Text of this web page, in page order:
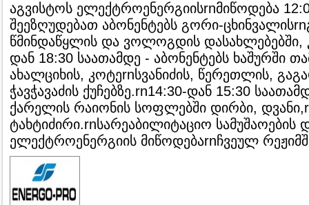
აგვისტოს ელექტროენერგიისrnმიწოდება
შეეზღუდებათ აბონენტებს გორი-
წმინდაწყლის და ვოლოგდის დასახლებებში,
დან 18:30 საათამდე - აბონენტებს ხაშურში
ახალციხის, კოტეrnსვანიძის, წერეთლის,
ჭავჭავაძის ქუჩებზე.rn14:30-დან 15:30
ქარელის რაიონის სოფლებში დირბი,
ტახტიძირი.rnსარეაბილიტაციო სამუშაოების
ელექტროენერგიის მიწოდებაrnჩვეულ